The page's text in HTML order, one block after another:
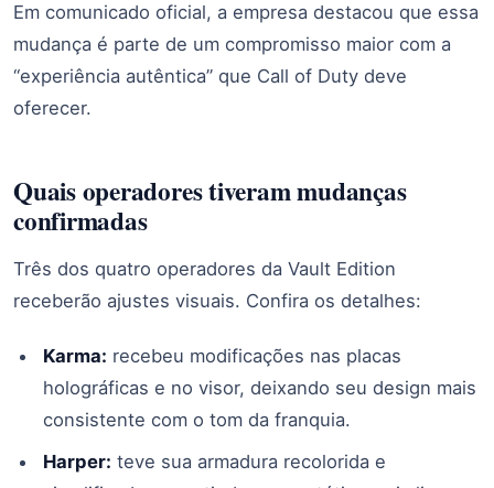
Em comunicado oficial, a empresa destacou que essa
mudança é parte de um compromisso maior com a
“experiência autêntica” que Call of Duty deve
oferecer.
Quais operadores tiveram mudanças
confirmadas
Três dos quatro operadores da Vault Edition
receberão ajustes visuais. Confira os detalhes:
Karma: recebeu modificações nas placas
holográficas e no visor, deixando seu design mais
consistente com o tom da franquia.
Harper: teve sua armadura recolorida e